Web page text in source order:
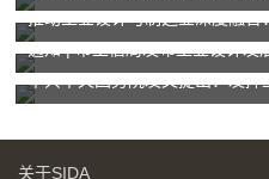
关于SIDA